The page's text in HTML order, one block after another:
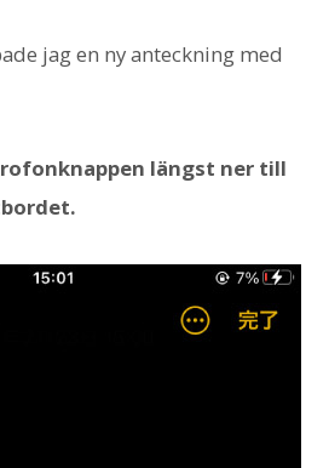
jag en ny anteckning med
längst ner till